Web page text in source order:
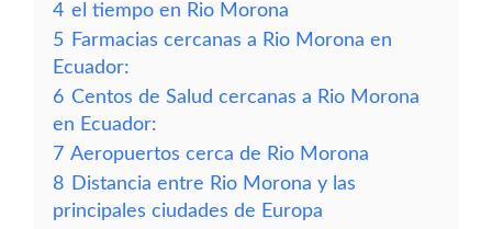
4 el tiempo en Rio Morona
5 Farmacias cercanas a Rio Morona en
Ecuador:
6 Centos de Salud cercanas a Rio Morona
en Ecuador:
7 Aeropuertos cerca de Rio Morona
8 Distancia entre Rio Morona y las
principales ciudades de Europa